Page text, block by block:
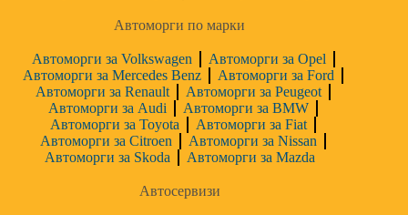
Автоморги по марки
Автоморги за Volkswagen
Автоморги за Opel
Автоморги за Mercedes Benz
Автоморги за Ford
Автоморги за Renault
Автоморги за Peugeot
Автоморги за Audi
Автоморги за BMW
Автоморги за Toyota
Автоморги за Fiat
Автоморги за Citroen
Автоморги за Nissan
Автоморги за Skoda
Автоморги за Mazda
Автосервизи